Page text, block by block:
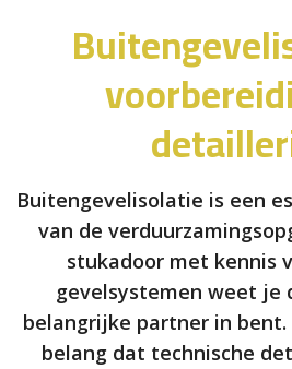
Buitengevelisolatie is een
van de
stukadoor met kennis
gevelsystemen weet je
belangrijke partner in
belang dat technische